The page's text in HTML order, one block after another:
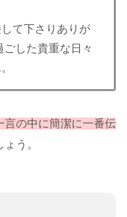
て下さりありが
した貴重な日々
言の中に簡潔に一番伝
う。